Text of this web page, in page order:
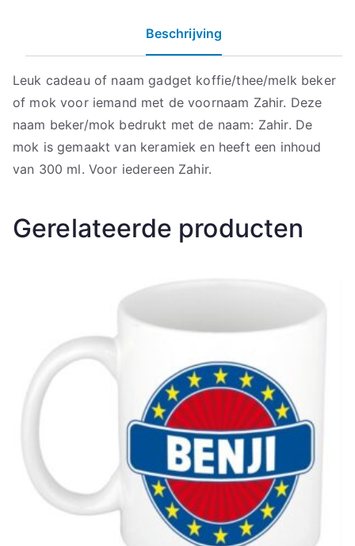
Beschrijving
Leuk cadeau of naam gadget koffie/thee/melk beker
of mok voor iemand met de voornaam Zahir. Deze
naam beker/mok bedrukt met de naam: Zahir. De
mok is gemaakt van keramiek en heeft een inhoud
van 300 ml. Voor iedereen Zahir.
Gerelateerde producten